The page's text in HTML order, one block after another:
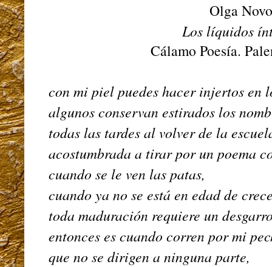
Olga
Los líquidos
Cálamo Poesía.
con mi piel puedes hacer injertos en
algunos conservan estirados los
todas las tardes al volver de la
acostumbrada a tirar por un poema
cuando se le ven las patas,
cuando ya no se está en edad de
toda maduración requiere un
entonces es cuando corren por mi
que no se dirigen a ninguna parte,